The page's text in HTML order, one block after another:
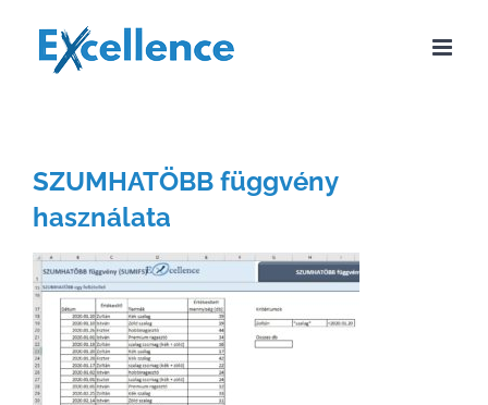
SZUMHATÖBB függvény
használata